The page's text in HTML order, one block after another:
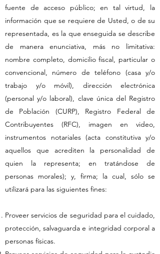
fuente de acceso público; en tal virtud, la
información que se requiere de Usted, o de su
representada, es la que enseguida se describe
de manera enunciativa, más no limitativa:
nombre completo, domicilio fiscal, particular o
convencional, número de teléfono (casa y/o
trabajo y/o móvil), dirección electrónica
(personal y/o laboral), clave única del Registro
de Población (CURP), Registro Federal de
Contribuyentes (RFC), imagen en video,
instrumentos notariales (acta constitutiva y/o
aquellos que acrediten la personalidad de
quien la representa; en tratándose de
personas morales); y, firma; la cual, sólo se
utilizará para las siguientes fines:
Proveer servicios de seguridad para el cuidado,
protección, salvaguarda e integridad corporal a
personas físicas.